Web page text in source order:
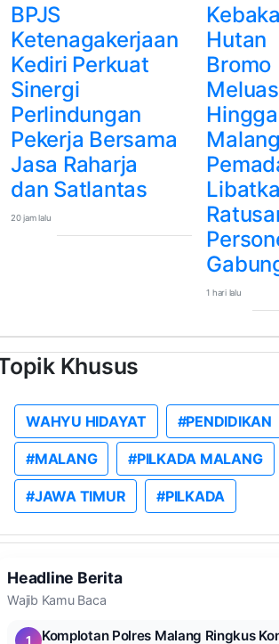
BPJS
Ketenagakerjaan
Kediri Perkuat
Sinergi
Perlindungan
Pekerja Bersama
Jasa Raharja
dan Satlantas
20 jam lalu
Hutan
Bromo
Meluas
Hingga
1 hari lalu
Khusus
WAHYU HIDAYAT #PENDIDIKAN
#MALANG #PILKADA MALANG
#JAWA TIMUR #PILKADA
Headline Berita
Wajib Kamu Baca
1 Komplotan Polres Malang Ringkus